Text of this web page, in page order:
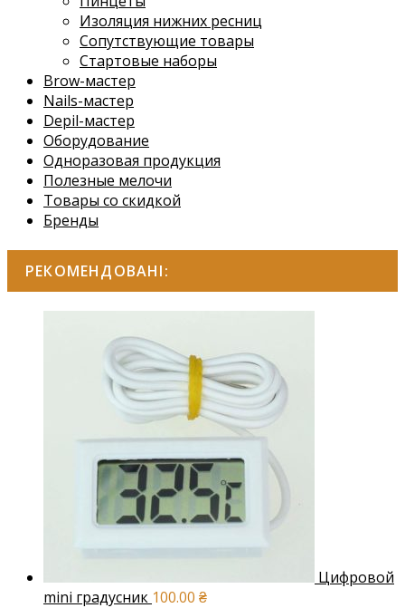
Изоляция нижних ресниц
Сопутствующие товары
Стартовые наборы
Brow-мастер
Nails-мастер
Depil-мастер
Оборудование
Одноразовая продукция
Полезные мелочи
Товары со скидкой
Бренды
РЕКОМЕНДОВАНІ:
Цифровой
mini градусник 100.00 ₴